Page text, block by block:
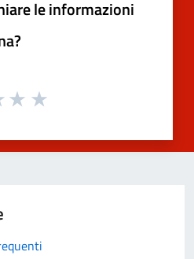
le informazioni